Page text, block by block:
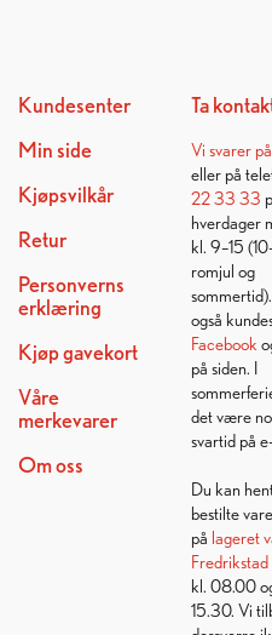
Kundesenter
Min side
Kjøpsvilkår
Retur
Personverns
erklæring
Kjøp gavekort
Våre
merkevarer
Om oss
Ta
Vi svarer på
eller på
22 33 33
hverdager
kl. 9–15
romjul og
også
Facebook
på siden. I
det være
svartid på
Du kan
bestilte
på lageret
Fredrikstad
kl. 08.00
15.30. Vi